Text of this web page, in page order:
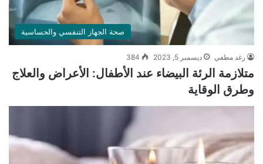
صحة الجهاز التنفسي والحساسية
رغد مطفي ديسمبر 5, 2023 384
متلازمة الرئة البيضاء عند الأطفال: الأعراض والعلاج
وطرق الوقاية